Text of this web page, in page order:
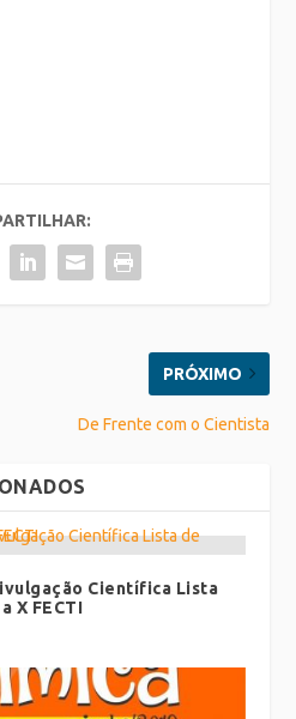
PRÓXIMO
De Frente com o Cientista
Científica Lista
X FECTI